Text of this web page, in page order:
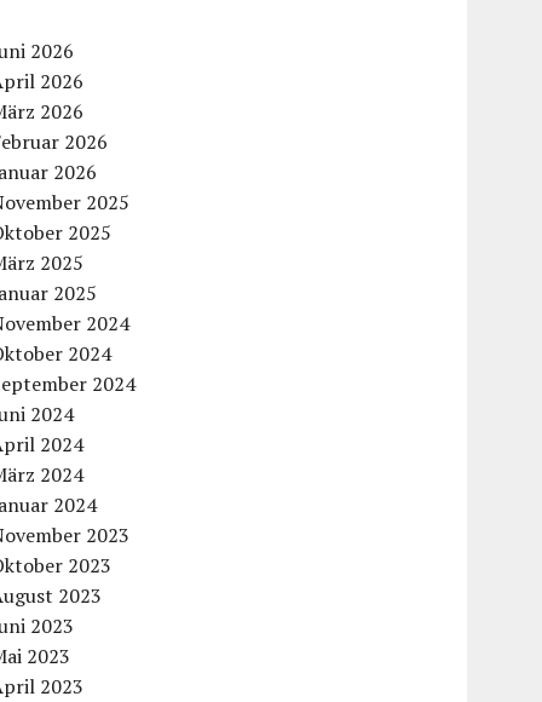
2026
2026
2026
2026
2026
2025
2025
2025
2025
2024
2024
2024
2024
2024
2024
2024
2023
2023
2023
2023
2023
2023